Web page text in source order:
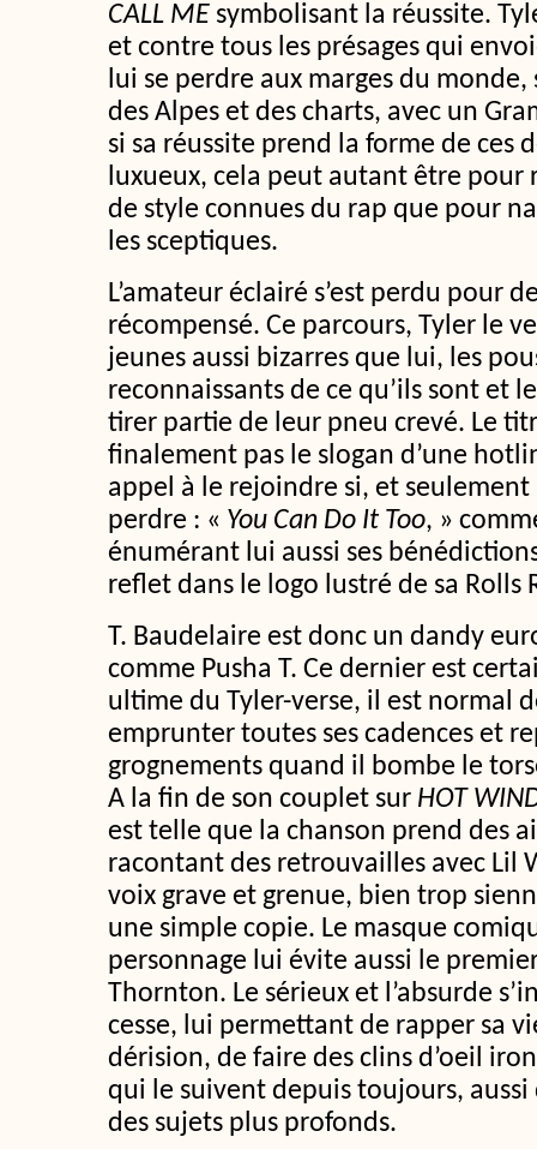
CALL ME symbolisant la réussite.
et contre tous les présages qui
lui se perdre aux marges du
des Alpes et des charts, avec un
si sa réussite prend la forme de ces
luxueux, cela peut autant être pour
de style connues du rap que pour
les sceptiques.
L’amateur éclairé s’est perdu pour
récompensé. Ce parcours, Tyler le
jeunes aussi bizarres que lui, les
reconnaissants de ce qu’ils sont et
tirer partie de leur pneu crevé. Le
finalement pas le slogan d’une
appel à le rejoindre si, et seulement
perdre : « You Can Do It Too, »
énumérant lui aussi ses
reflet dans le logo lustré de sa Rolls
T. Baudelaire est donc un dandy
comme Pusha T. Ce dernier est
ultime du Tyler-verse, il est normal
emprunter toutes ses cadences et
grognements quand il bombe le
A la fin de son couplet sur HOT
est telle que la chanson prend des
racontant des retrouvailles avec Lil
voix grave et grenue, bien trop
une simple copie. Le masque
personnage lui évite aussi le
Thornton. Le sérieux et l’absurde
cesse, lui permettant de rapper sa
dérision, de faire des clins d’oeil
qui le suivent depuis toujours, aussi
des sujets plus profonds.